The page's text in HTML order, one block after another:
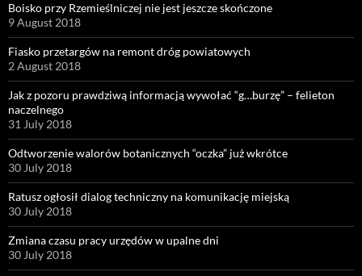
Boisko przy Rzemieślniczej nie jest jeszcze skończone
9 August 2018
Fiasko przetargów na remont dróg powiatowych
2 August 2018
Jak z pozoru prawdziwą informacją wywołać “g…burzę” – felieton
naczelnego
31 July 2018
Odtworzenie walorów botanicznych “oczka” już wkrótce
30 July 2018
Ratusz ogłosił dialog techniczny na komunikację miejską
30 July 2018
Zmiana czasu pracy urzędów w upalne dni
30 July 2018